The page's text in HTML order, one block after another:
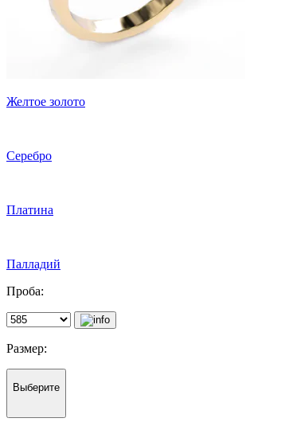
Желтое золото
Серебро
Платина
Палладий
Проба:
Размер:
Выберите